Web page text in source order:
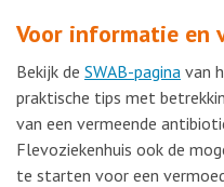
Voor informatie en
Bekijk de SWAB-pagina van
praktische tips met
van een vermeende
Flevoziekenhuis ook de
te starten voor een